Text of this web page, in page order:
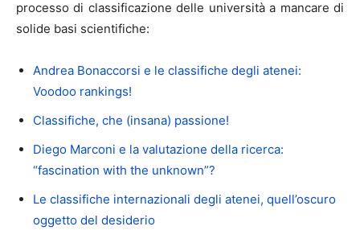
processo di classificazione delle università a mancare di
solide basi scientifiche:
Andrea Bonaccorsi e le classifiche degli atenei:
Voodoo rankings!
Classifiche, che (insana) passione!
Diego Marconi e la valutazione della ricerca:
“fascination with the unknown”?
Le classifiche internazionali degli atenei, quell’oscuro
oggetto del desiderio